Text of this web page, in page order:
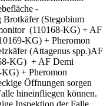
-
(Stegobium
(110168-KG) + AF
KG) + Pheromon
(Attagenus spp.)AF
KG) + AF Demi
+ Pheromon
Öffnungen sorgen
hineinfliegen können.
Inspektion der Falle.